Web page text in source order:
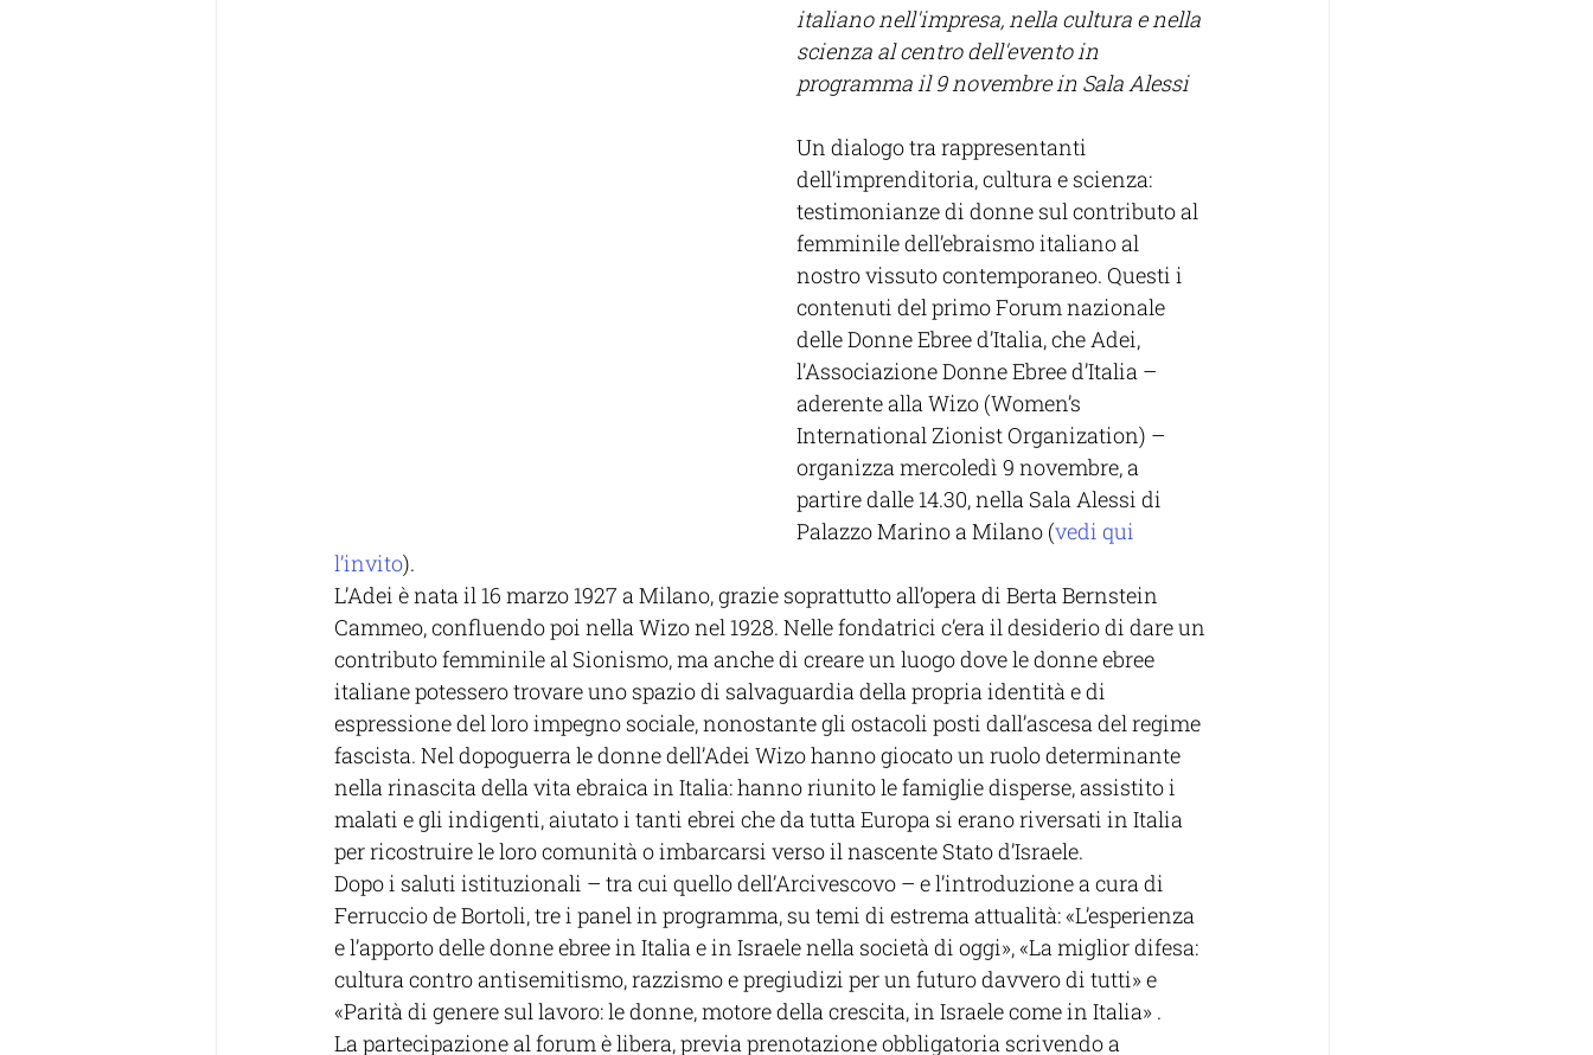
italiano nell'impresa, nella cultura e nella
scienza al centro dell'evento in
programma il 9 novembre in Sala Alessi
Un dialogo tra rappresentanti
dell’imprenditoria, cultura e scienza:
testimonianze di donne sul contributo al
femminile dell’ebraismo italiano al
nostro vissuto contemporaneo. Questi i
contenuti del primo Forum nazionale
delle Donne Ebree d’Italia, che Adei,
l’Associazione Donne Ebree d’Italia –
aderente alla Wizo (Women’s
International Zionist Organization) –
organizza mercoledì 9 novembre, a
partire dalle 14.30, nella Sala Alessi di
Palazzo Marino a Milano (vedi qui
l’invito).
L’Adei è nata il 16 marzo 1927 a Milano, grazie soprattutto all’opera di Berta Bernstein
Cammeo, confluendo poi nella Wizo nel 1928. Nelle fondatrici c’era il desiderio di dare un
contributo femminile al Sionismo, ma anche di creare un luogo dove le donne ebree
italiane potessero trovare uno spazio di salvaguardia della propria identità e di
espressione del loro impegno sociale, nonostante gli ostacoli posti dall’ascesa del regime
fascista. Nel dopoguerra le donne dell’Adei Wizo hanno giocato un ruolo determinante
nella rinascita della vita ebraica in Italia: hanno riunito le famiglie disperse, assistito i
malati e gli indigenti, aiutato i tanti ebrei che da tutta Europa si erano riversati in Italia
per ricostruire le loro comunità o imbarcarsi verso il nascente Stato d’Israele.
Dopo i saluti istituzionali – tra cui quello dell’Arcivescovo – e l’introduzione a cura di
Ferruccio de Bortoli, tre i panel in programma, su temi di estrema attualità: «L’esperienza
e l’apporto delle donne ebree in Italia e in Israele nella società di oggi», «La miglior difesa:
cultura contro antisemitismo, razzismo e pregiudizi per un futuro davvero di tutti» e
«Parità di genere sul lavoro: le donne, motore della crescita, in Israele come in Italia» .
La partecipazione al forum è libera, previa prenotazione obbligatoria scrivendo a